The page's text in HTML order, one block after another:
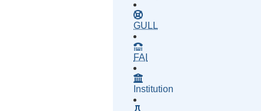
GULL
FAI
Institution